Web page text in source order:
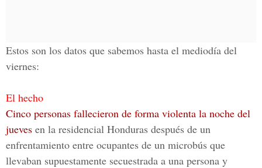
Estos son los datos que sabemos hasta el mediodía del
viernes:
El hecho
Cinco personas fallecieron de forma violenta la noche del
jueves en la residencial Honduras después de un
enfrentamiento entre ocupantes de un microbús que
llevaban supuestamente secuestrada a una persona y